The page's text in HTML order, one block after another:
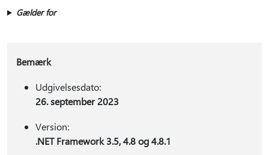
Gælder for
Bemærk
Udgivelsesdato:
26. september 2023
Version:
.NET Framework 3.5, 4.8 og 4.8.1